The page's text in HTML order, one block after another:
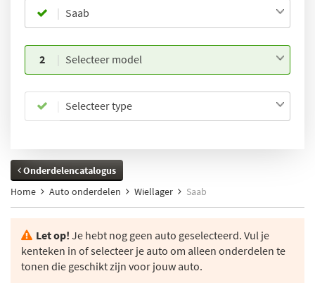
Saab
2 Selecteer model
Selecteer type
Onderdelencatalogus
Home
Auto onderdelen Wiellager Saab
Let op! Je hebt nog geen auto geselecteerd. Vul je
kenteken in of selecteer je auto om alleen onderdelen te
tonen die geschikt zijn voor jouw auto.